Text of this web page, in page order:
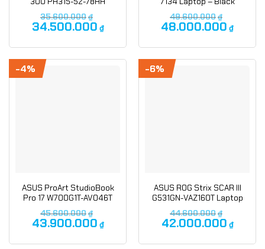
Gaming Laptop
35.600.000₫
34.500.000 ₫
49.600.000₫
48.000.000 ₫
-4%
ASUS ProArt StudioBook
Pro 17 W700G1T-AV046T
Laptop
45.600.000₫
43.900.000 ₫
-6%
ASUS ROG Strix SCAR III
G531GN-VAZ160T Laptop
44.600.000₫
42.000.000 ₫